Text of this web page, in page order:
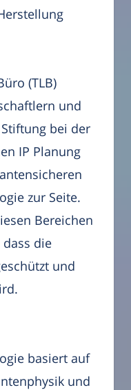
(TLB)
und
bei der
IP Planung
zur Seite.
Bereichen
die
und
basiert auf
und